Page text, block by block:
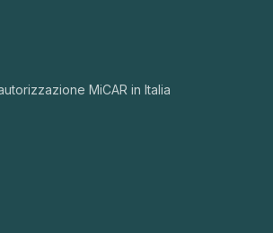
MiCAR in Italia